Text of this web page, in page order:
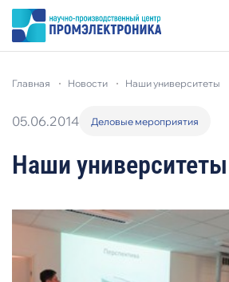
основному
главная новости наши университеты
05.06.2014 Деловые мероприятия
Наши университеты